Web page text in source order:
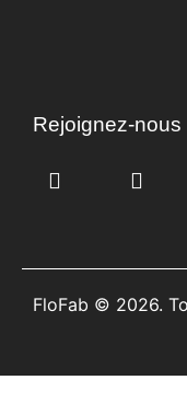
Rejoignez-nous
FloFab © 2026.